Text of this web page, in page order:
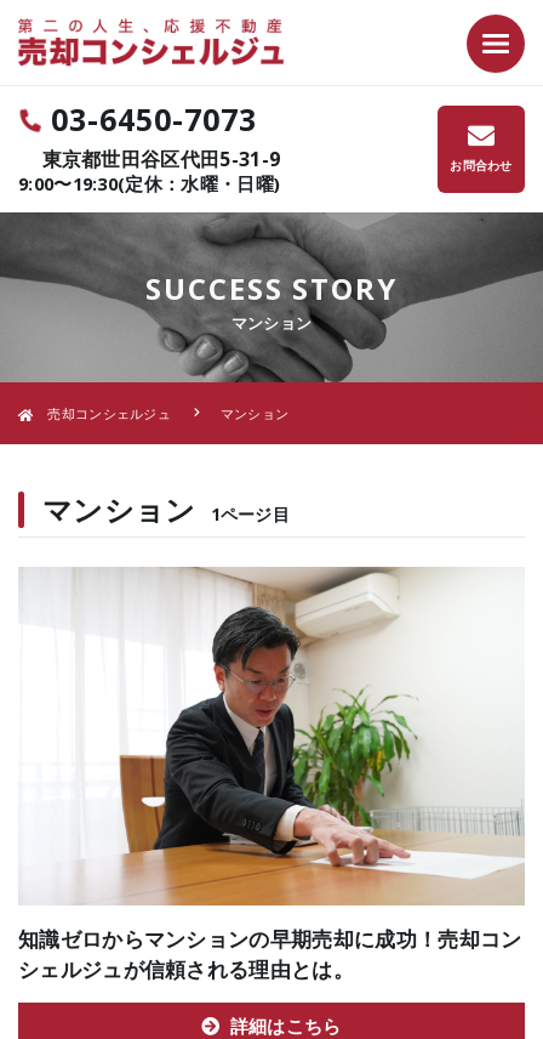
03-6450-7073
東京都世田谷区代田5-31-9
9:00〜19:30(定休：水曜・日曜)
お問合わせ
SUCCESS STORY
マンション
売却コンシェルジュ マンション
マンション 1ページ目
知識ゼロからマンションの早期売却に成功！売却コン
シェルジュが信頼される理由とは。
詳細はこちら